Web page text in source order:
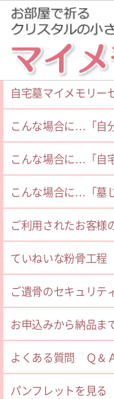
ホーム
コ
一覧
（373）
更新日：
丁寧に扱って頂きあり
私の足が悪いため
んのサイトが目に
寄...
更新日：
マイモリーも小さくキ
粉骨サービスご案内
自宅墓マイメモリー
こんな場合に…「自
こんな場合に…「自
こんな場合に…「墓
ご利用されたお客様
ていねいな粉骨工程
ご遺骨のセキュリテ
お申込みから納品ま
よくある質問 Ｑ＆
パンフレットを見る